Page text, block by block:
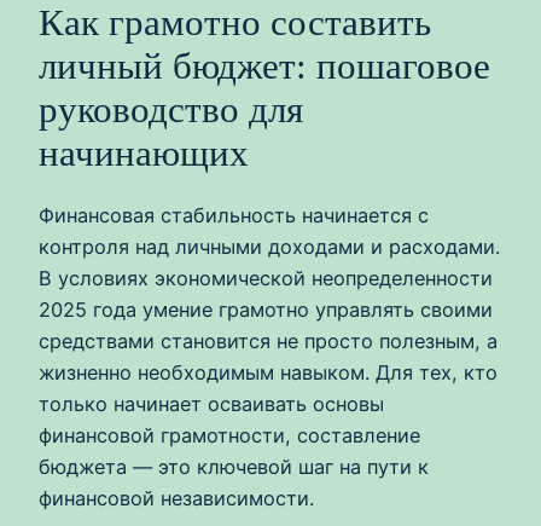
Как грамотно составить
личный бюджет: пошаговое
руководство для
начинающих
Финансовая стабильность начинается с
контроля над личными доходами и расходами.
В условиях экономической неопределенности
2025 года умение грамотно управлять своими
средствами становится не просто полезным, а
жизненно необходимым навыком. Для тех, кто
только начинает осваивать основы
финансовой грамотности, составление
бюджета — это ключевой шаг на пути к
финансовой независимости.